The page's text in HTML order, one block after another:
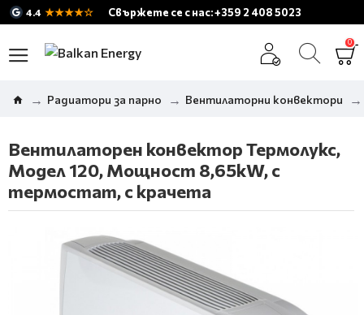
4.4 ★★★★☆ Свържете се с нас: +359 2 408 5023
0
Радиатори за парно Вентилаторни конвектори
Вентилаторен конвектор Термолукс,
Модел 120, Мощност 8,65kW, с
термостат, с крачета